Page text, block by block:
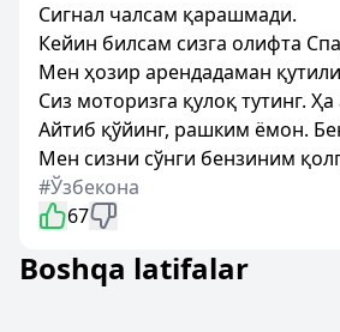
Сигнал чалсам қарашмади.
Кейин билсам сизга олифта
Мен ҳозир арендадаман
Сиз моторизга қулоқ тутинг.
Айтиб қўйинг, рашким ёмон.
Мен сизни сўнги бензиним
#Ўзбекона
67
Boshqa latifalar